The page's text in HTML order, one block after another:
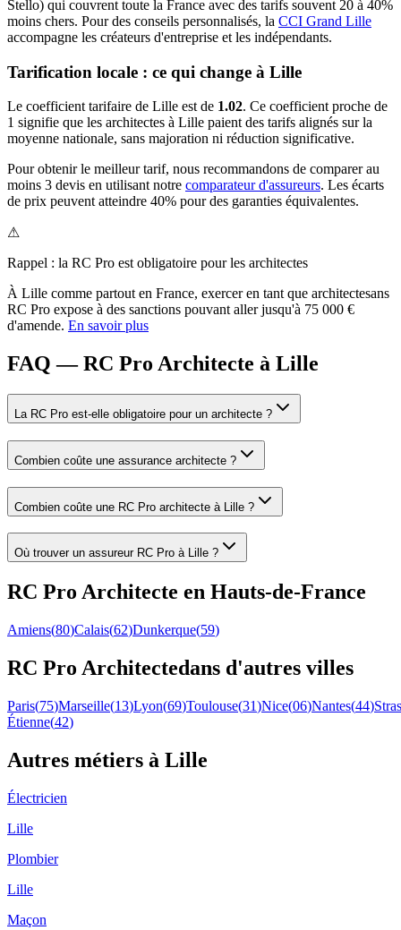
Stello) qui couvrent toute la France avec des tarifs souvent 20 à 40%
moins chers. Pour des conseils personnalisés, la CCI Grand Lille
accompagne les créateurs d'entreprise et les indépendants.
Tarification locale : ce qui change à Lille
Le coefficient tarifaire de Lille est de 1.02. Ce coefficient proche de
1 signifie que les architectes à Lille paient des tarifs alignés sur la
moyenne nationale, sans majoration ni réduction significative.
Pour obtenir le meilleur tarif, nous recommandons de comparer au
moins 3 devis en utilisant notre comparateur d'assureurs. Les écarts
de prix peuvent atteindre 40% pour des garanties équivalentes.
⚠
Rappel : la RC Pro est obligatoire pour les architectes
À Lille comme partout en France, exercer en tant que architectesans
RC Pro expose à des sanctions pouvant aller jusqu'à 75 000 €
d'amende. En savoir plus
FAQ — RC Pro Architecte à Lille
La RC Pro est-elle obligatoire pour un architecte ?
Combien coûte une assurance architecte ?
Combien coûte une RC Pro architecte à Lille ?
Où trouver un assureur RC Pro à Lille ?
RC Pro Architecte en Hauts-de-France
Amiens(80)Calais(62)Dunkerque(59)
RC Pro Architectedans d'autres villes
Paris(75)Marseille(13)Lyon(69)Toulouse(31)Nice(06)Nantes(44)
Étienne(42)
Autres métiers à Lille
Électricien
Lille
Plombier
Lille
Maçon